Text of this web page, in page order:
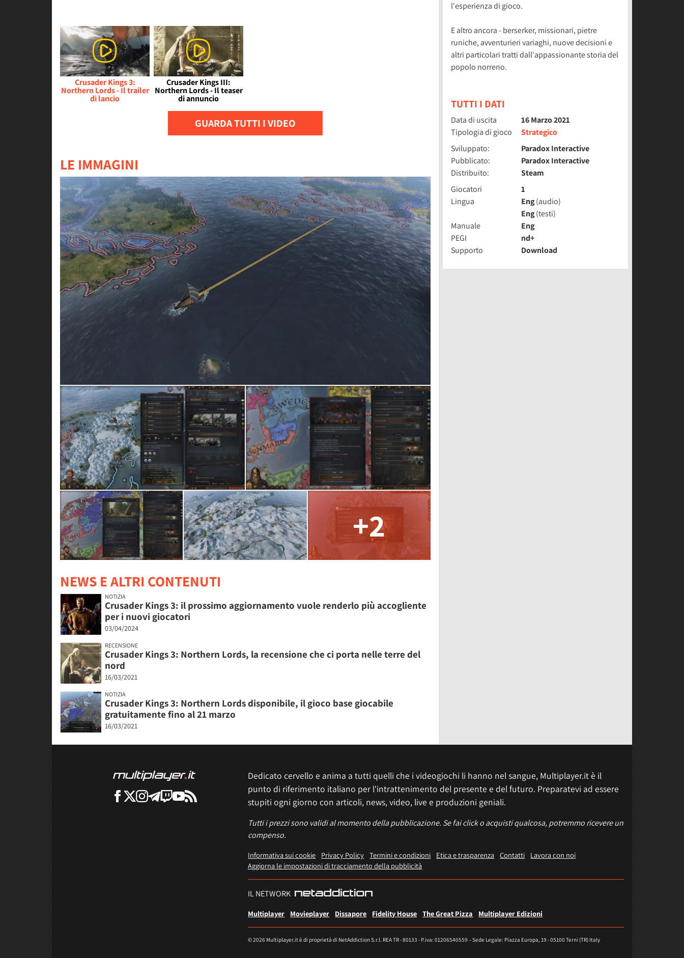
Crusader Kings 3:
Northern Lords - Il trailer
di lancio
Crusader Kings III:
Northern Lords - Il teaser
di annuncio
GUARDA TUTTI I VIDEO
LE IMMAGINI
+2
NEWS E ALTRI CONTENUTI
NOTIZIA
Crusader Kings 3: il prossimo aggiornamento vuole renderlo più accogliente
per i nuovi giocatori
03/04/2024
RECENSIONE
Crusader Kings 3: Northern Lords, la recensione che ci porta nelle terre del
nord
16/03/2021
NOTIZIA
Crusader Kings 3: Northern Lords disponibile, il gioco base giocabile
gratuitamente fino al 21 marzo
16/03/2021
l'esperienza di gioco.
E altro ancora - berserker, missionari, pietre
runiche, avventurieri variaghi, nuove decisioni e
altri particolari tratti dall'appassionante storia del
popolo norreno.
TUTTI I DATI
Data di uscita
16 Marzo 2021
Tipologia di gioco
Strategico
Sviluppato:
Paradox Interactive
Pubblicato:
Paradox Interactive
Distribuito:
Steam
Giocatori
1
Lingua
Eng(audio)
Eng(testi)
Manuale
Eng
PEGI
nd+
Supporto
Download
Dedicato cervello e anima a tutti quelli che i videogiochi li hanno nel sangue, Multiplayer.it è il
punto di riferimento italiano per l'intrattenimento del presente e del futuro. Preparatevi ad essere
stupiti ogni giorno con articoli, news, video, live e produzioni geniali.
Tutti i prezzi sono validi al momento della pubblicazione. Se fai click o acquisti qualcosa, potremmo ricevere un
compenso.
Informativa sui cookie Privacy Policy Termini e condizioni Etica e trasparenza Contatti
Lavora con noi
Aggiorna le impostazioni di tracciamento della pubblicità
IL NETWORK
Multiplayer Movieplayer Dissapore Fidelity House The Great Pizza Multiplayer Edizioni
© 2026 Multiplayer.it è di proprietà di NetAddiction S.r.l. REA TR - 80133 - P.iva: 01206540559 – Sede Legale: Piazza Europa, 19 - 05100 Terni (TR) Italy